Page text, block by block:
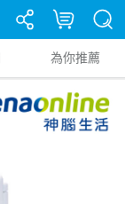
為你推薦